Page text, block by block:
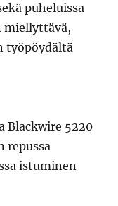
puheluissa
miellyttävä,
työpöydältä
Blackwire 5220
repussa
istuminen